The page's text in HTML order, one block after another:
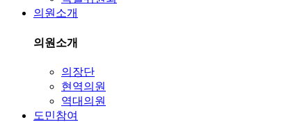
의원소개
의원소개
의장단
현역의원
역대의원
도민참여